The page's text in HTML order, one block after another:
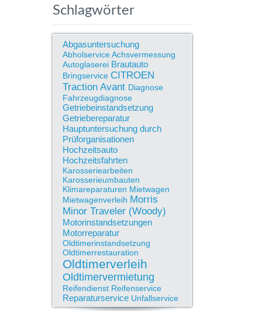
Schlagwörter
Abgasuntersuchung
AbholserviceAchsvermessung
Autoglaserei Brautauto
Bringservice CITROEN
Traction Avant Diagnose
Fahrzeugdiagnose
Getriebeinstandsetzung
Getriebereparatur
Hauptuntersuchung durch
Prüforganisationen
Hochzeitsauto
Hochzeitsfahrten
Karosseriearbeiten
Karosserieumbauten
Klimareparaturen Mietwagen
Mietwagenverleih Morris
Minor Traveler (Woody)
Motorinstandsetzungen
Motorreparatur
Oldtimerinstandsetzung
Oldtimerrestauration
Oldtimerverleih
Oldtimervermietung
Reifendienst Reifenservice
Reparaturservice Unfallservice